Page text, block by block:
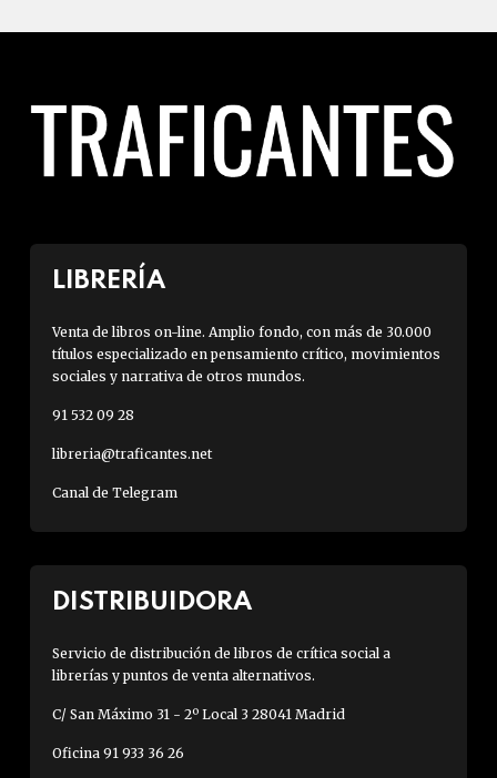
LIBRERÍA
Venta de libros on-line. Amplio fondo, con más de 30.000
títulos especializado en pensamiento crítico, movimientos
sociales y narrativa de otros mundos.
91 532 09 28
libreria@traficantes.net
Canal de Telegram
DISTRIBUIDORA
Servicio de distribución de libros de crítica social a
librerías y puntos de venta alternativos.
C/ San Máximo 31 - 2º Local 3 28041 Madrid
Oficina 91 933 36 26